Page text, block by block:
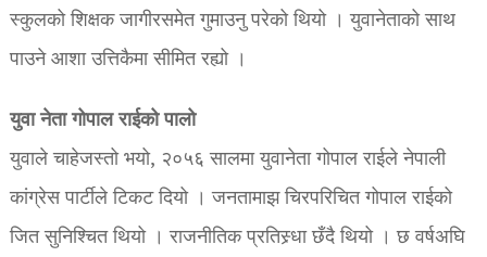
स्कुलको शिक्षक जागीरसमेत गुमाउनु परेको थियो । युवानेताको साथ
पाउने आशा उत्तिकैमा सीमित रह्यो ।
युवा नेता गोपाल राईको पालो
युवाले चाहेजस्तो भयो, २०५६ सालमा युवानेता गोपाल राईले नेपाली
कांग्रेस पार्टीले टिकट दियो । जनतामाझ चिरपरिचित गोपाल राईको
जित सुनिश्चित थियो । राजनीतिक प्रतिस्र्धा छँदै थियो । छ वर्षअघि